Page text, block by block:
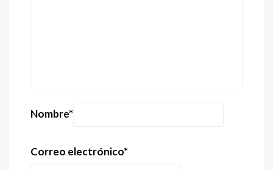
Nombre*
Correo electrónico*